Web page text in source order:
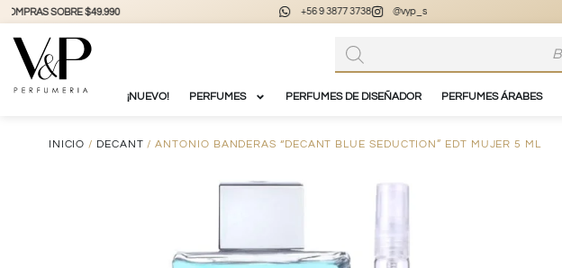
+56 9 3877 3738
¡NUEVO! PERFUMES PERFUMES DE DISEÑADOR PERFUMES ÁRABES
INICIO / DECANT / ANTONIO BANDERAS “DECANT BLUE SEDUCTION” EDT MUJER 5 ML